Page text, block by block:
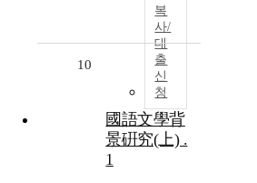
복
사/
대
출
신
청
10
國語文學背
景硏究(上) .
1